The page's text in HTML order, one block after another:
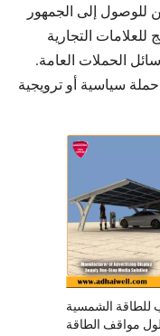
للوصول إلى الجمهور
التجارية
الحملات العامة.
سياسية أو ترويجية
للطاقة الشمسية
مواقف الطاقة